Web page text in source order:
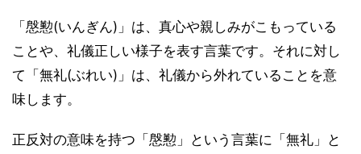
「慇懃(いんぎん)」は、真心や親しみがこもっている
ことや、礼儀正しい様子を表す言葉です。それに対し
て「無礼(ぶれい)」は、礼儀から外れていることを意
味します。
正反対の意味を持つ「慇懃」という言葉に「無礼」と